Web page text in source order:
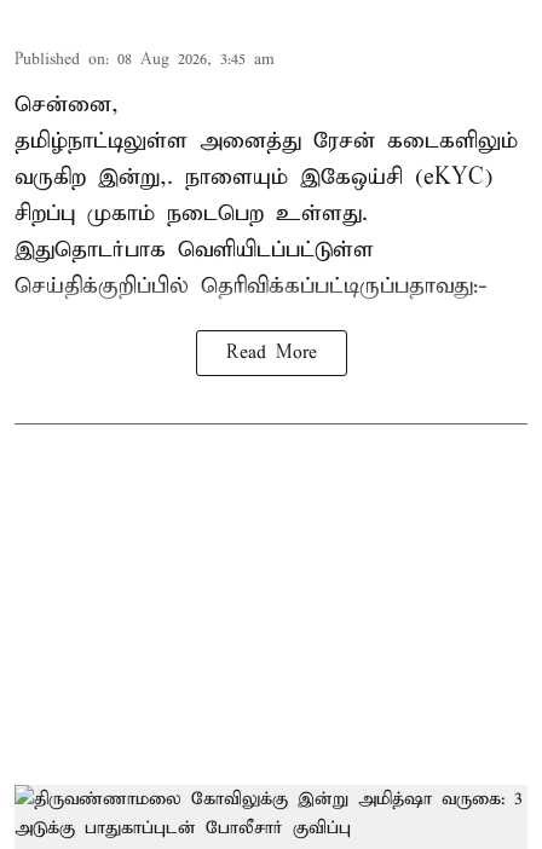
Published on: 08 Aug 2026, 3:45 am
சென்னை,
தமிழ்நாட்டிலுள்ள அனைத்து ரேசன் கடைகளிலும்
வருகிற இன்று,. நாளையும் இகேஒய்சி (eKYC)
சிறப்பு முகாம் நடைபெற உள்ளது.
இதுதொடர்பாக வெளியிடப்பட்டுள்ள
செய்திக்குறிப்பில் தெரிவிக்கப்பட்டிருப்பதாவது:-
Read More